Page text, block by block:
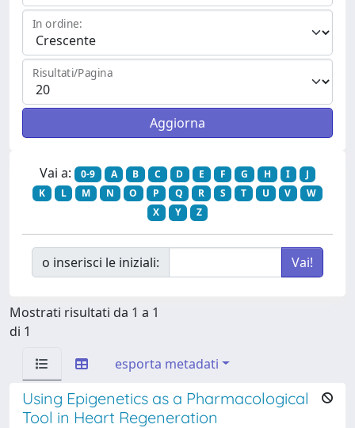
In ordine:
Risultati/Pagina
Vai a: 0-9 A B C D E F G H I
J
K
L M N O P Q R S T U V
W
X
Y Z
o inserisci le iniziali:
Mostrati risultati da 1 a 1
di 1
esporta metadati
Using Epigenetics as a Pharmacological
Tool in Heart Regeneration